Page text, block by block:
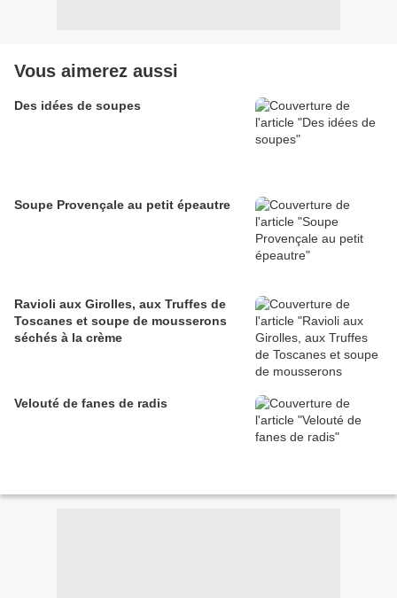
Vous aimerez aussi
Des idées de soupes
Soupe Provençale au petit épeautre
Ravioli aux Girolles, aux Truffes de
Toscanes et soupe de mousserons
séchés à la crème
Velouté de fanes de radis